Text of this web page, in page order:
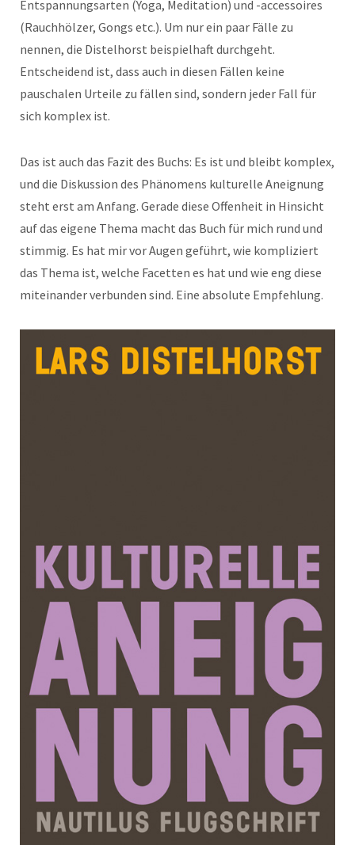
Entspannungsarten (Yoga, Meditation) und -accessoires
(Rauchhölzer, Gongs etc.). Um nur ein paar Fälle zu
nennen, die Distelhorst beispielhaft durchgeht.
Entscheidend ist, dass auch in diesen Fällen keine
pauschalen Urteile zu fällen sind, sondern jeder Fall für
sich komplex ist.
Das ist auch das Fazit des Buchs: Es ist und bleibt komplex,
und die Diskussion des Phänomens kulturelle Aneignung
steht erst am Anfang. Gerade diese Offenheit in Hinsicht
auf das eigene Thema macht das Buch für mich rund und
stimmig. Es hat mir vor Augen geführt, wie kompliziert
das Thema ist, welche Facetten es hat und wie eng diese
miteinander verbunden sind. Eine absolute Empfehlung.